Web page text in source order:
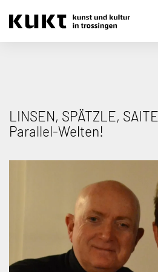
LINSEN, SPÄTZLE,
Parallel-Welten!